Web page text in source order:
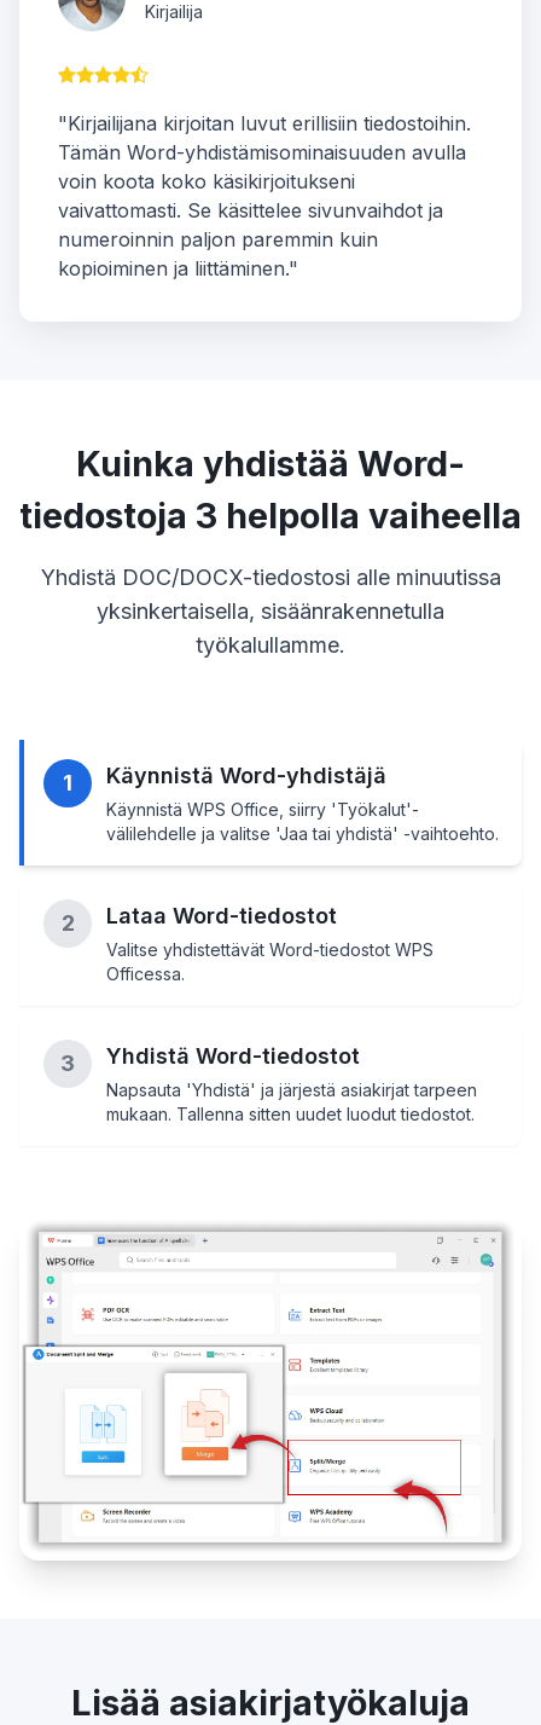
Kirjailija
"Kirjailijana kirjoitan luvut erillisiin tiedostoihin.
Tämän Word-yhdistämisominaisuuden avulla
voin koota koko käsikirjoitukseni
vaivattomasti. Se käsittelee sivunvaihdot ja
numeroinnin paljon paremmin kuin
kopioiminen ja liittäminen."
Kuinka yhdistää Word-
tiedostoja 3 helpolla vaiheella
Yhdistä DOC/DOCX-tiedostosi alle minuutissa
yksinkertaisella, sisäänrakennetulla
työkalullamme.
1 Käynnistä Word-yhdistäjä
Käynnistä WPS Office, siirry 'Työkalut'-
välilehdelle ja valitse 'Jaa tai yhdistä' -vaihtoehto.
2 Lataa Word-tiedostot
Valitse yhdistettävät Word-tiedostot WPS
Officessa.
3 Yhdistä Word-tiedostot
Napsauta 'Yhdistä' ja järjestä asiakirjat tarpeen
mukaan. Tallenna sitten uudet luodut tiedostot.
Lisää asiakirjatyökaluja